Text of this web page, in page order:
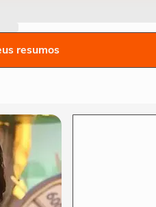
resumos